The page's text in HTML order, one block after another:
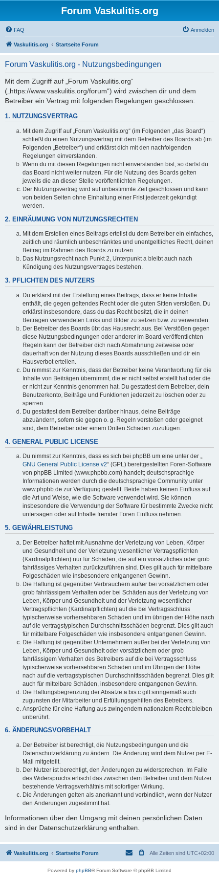
Forum Vaskulitis.org
FAQ Anmelden
Vaskulitis.org Startseite Forum
Forum Vaskulitis.org - Nutzungsbedingungen
Mit dem Zugriff auf „Forum Vaskulitis.org“
(„https://www.vaskulitis.org/forum“) wird zwischen dir und dem
Betreiber ein Vertrag mit folgenden Regelungen geschlossen:
1. NUTZUNGSVERTRAG
Mit dem Zugriff auf „Forum Vaskulitis.org“ (im Folgenden „das Board“)
schließt du einen Nutzungsvertrag mit dem Betreiber des Boards ab (im
Folgenden „Betreiber“) und erklärst dich mit den nachfolgenden
Regelungen einverstanden.
Wenn du mit diesen Regelungen nicht einverstanden bist, so darfst du
das Board nicht weiter nutzen. Für die Nutzung des Boards gelten
jeweils die an dieser Stelle veröffentlichten Regelungen.
Der Nutzungsvertrag wird auf unbestimmte Zeit geschlossen und kann
von beiden Seiten ohne Einhaltung einer Frist jederzeit gekündigt
werden.
2. EINRÄUMUNG VON NUTZUNGSRECHTEN
Mit dem Erstellen eines Beitrags erteilst du dem Betreiber ein einfaches,
zeitlich und räumlich unbeschränktes und unentgeltliches Recht, deinen
Beitrag im Rahmen des Boards zu nutzen.
Das Nutzungsrecht nach Punkt 2, Unterpunkt a bleibt auch nach
Kündigung des Nutzungsvertrages bestehen.
3. PFLICHTEN DES NUTZERS
Du erklärst mit der Erstellung eines Beitrags, dass er keine Inhalte
enthält, die gegen geltendes Recht oder die guten Sitten verstoßen. Du
erklärst insbesondere, dass du das Recht besitzt, die in deinen
Beiträgen verwendeten Links und Bilder zu setzen bzw. zu verwenden.
Der Betreiber des Boards übt das Hausrecht aus. Bei Verstößen gegen
diese Nutzungsbedingungen oder anderer im Board veröffentlichten
Regeln kann der Betreiber dich nach Abmahnung zeitweise oder
dauerhaft von der Nutzung dieses Boards ausschließen und dir ein
Hausverbot erteilen.
Du nimmst zur Kenntnis, dass der Betreiber keine Verantwortung für die
Inhalte von Beiträgen übernimmt, die er nicht selbst erstellt hat oder die
er nicht zur Kenntnis genommen hat. Du gestattest dem Betreiber, dein
Benutzerkonto, Beiträge und Funktionen jederzeit zu löschen oder zu
sperren.
Du gestattest dem Betreiber darüber hinaus, deine Beiträge
abzuändern, sofern sie gegen o. g. Regeln verstoßen oder geeignet
sind, dem Betreiber oder einem Dritten Schaden zuzufügen.
4. GENERAL PUBLIC LICENSE
Du nimmst zur Kenntnis, dass es sich bei phpBB um eine unter der „
GNU General Public License v2“ (GPL) bereitgestellten Foren-Software
von phpBB Limited (www.phpbb.com) handelt; deutschsprachige
Informationen werden durch die deutschsprachige Community unter
www.phpbb.de zur Verfügung gestellt. Beide haben keinen Einfluss auf
die Art und Weise, wie die Software verwendet wird. Sie können
insbesondere die Verwendung der Software für bestimmte Zwecke nicht
untersagen oder auf Inhalte fremder Foren Einfluss nehmen.
5. GEWÄHRLEISTUNG
Der Betreiber haftet mit Ausnahme der Verletzung von Leben, Körper
und Gesundheit und der Verletzung wesentlicher Vertragspflichten
(Kardinalpflichten) nur für Schäden, die auf ein vorsätzliches oder grob
fahrlässiges Verhalten zurückzuführen sind. Dies gilt auch für mittelbare
Folgeschäden wie insbesondere entgangenen Gewinn.
Die Haftung ist gegenüber Verbrauchern außer bei vorsätzlichem oder
grob fahrlässigem Verhalten oder bei Schäden aus der Verletzung von
Leben, Körper und Gesundheit und der Verletzung wesentlicher
Vertragspflichten (Kardinalpflichten) auf die bei Vertragsschluss
typischerweise vorhersehbaren Schäden und im übrigen der Höhe nach
auf die vertragstypischen Durchschnittsschäden begrenzt. Dies gilt auch
für mittelbare Folgeschäden wie insbesondere entgangenen Gewinn.
Die Haftung ist gegenüber Unternehmern außer bei der Verletzung von
Leben, Körper und Gesundheit oder vorsätzlichem oder grob
fahrlässigem Verhalten des Betreibers auf die bei Vertragsschluss
typischerweise vorhersehbaren Schäden und im Übrigen der Höhe
nach auf die vertragstypischen Durchschnittsschäden begrenzt. Dies gilt
auch für mittelbare Schäden, insbesondere entgangenen Gewinn.
Die Haftungsbegrenzung der Absätze a bis c gilt sinngemäß auch
zugunsten der Mitarbeiter und Erfüllungsgehilfen des Betreibers.
Ansprüche für eine Haftung aus zwingendem nationalem Recht bleiben
unberührt.
6. ÄNDERUNGSVORBEHALT
Der Betreiber ist berechtigt, die Nutzungsbedingungen und die
Datenschutzerklärung zu ändern. Die Änderung wird dem Nutzer per E-
Mail mitgeteilt.
Der Nutzer ist berechtigt, den Änderungen zu widersprechen. Im Falle
des Widerspruchs erlischt das zwischen dem Betreiber und dem Nutzer
bestehende Vertragsverhältnis mit sofortiger Wirkung.
Die Änderungen gelten als anerkannt und verbindlich, wenn der Nutzer
den Änderungen zugestimmt hat.
Informationen über den Umgang mit deinen persönlichen Daten
sind in der Datenschutzerklärung enthalten.
Vaskulitis.org Startseite Forum Alle Zeiten sind UTC+02:00
Powered by phpBB® Forum Software © phpBB Limited